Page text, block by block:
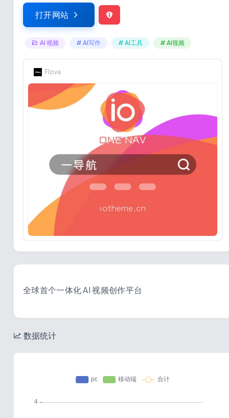
打开网站
AI 视频 # AI写作 # AI工具 # AI视频
Flova
全球首个一体化 AI 视频创作平台
数据统计